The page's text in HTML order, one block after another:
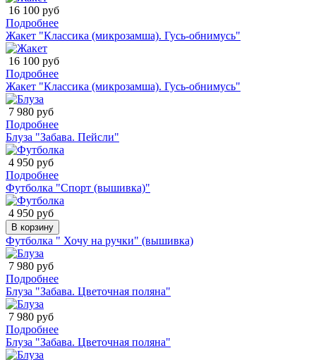
16 100 руб
Подробнее
Жакет "Классика (микрозамша). Гусь-обнимусь"
16 100 руб
Подробнее
Жакет "Классика (микрозамша). Гусь-обнимусь"
7 980 руб
Подробнее
Блуза "Забава. Пейсли"
4 950 руб
Подробнее
Футболка "Спорт (вышивка)"
4 950 руб
В корзину
Футболка " Хочу на ручки" (вышивка)
7 980 руб
Подробнее
Блуза "Забава. Цветочная поляна"
7 980 руб
Подробнее
Блуза "Забава. Цветочная поляна"